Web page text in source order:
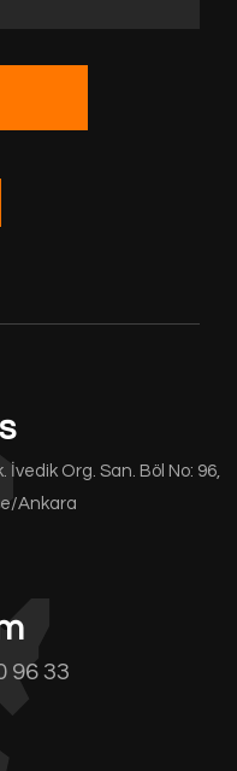
İvedik Org. San. Böl No: 96,
Ankara
96 33